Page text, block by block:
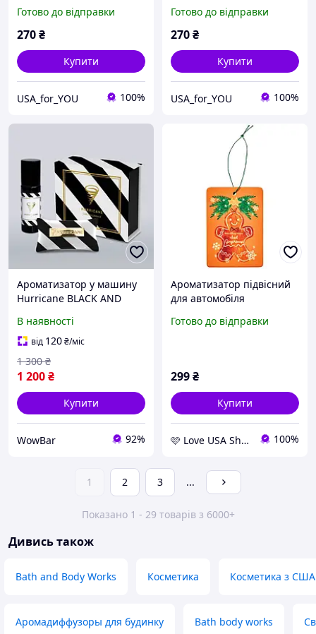
з апельсином
Готово до відправки
270₴
Купити
USA_for_YOU 100%
свіжість
Готово до відправки
270₴
Купити
USA_for_YOU 100%
Ароматизатор у машину
Hurricane BLACK AND
(аромасаше)
В наявності
від 120₴/міс
1 200₴
1 300 ₴
Купити
WowBar 92%
Ароматизатор підвісний
для автомобіля
Gingersnap
Готово до відправки
299₴
Купити
🩷 Love USA Shop 🩷 100%
1 2 3 ...
Показано 1 - 29 товарів з 6000+
Дивись також
Bath and Body Works Косметика Косметика з США
Аромадиффузоры для будинку Bath body works